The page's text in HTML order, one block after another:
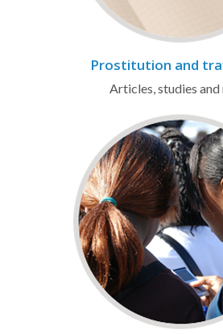
Prostitution and
Articles, studies and